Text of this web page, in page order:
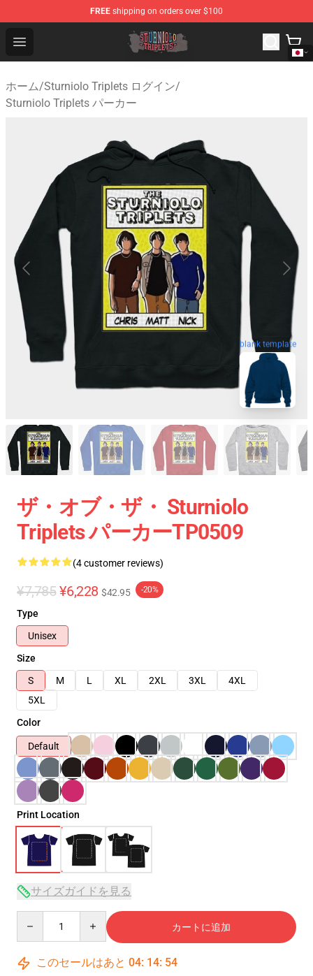
FREE shipping on orders over $100
Open menu
Sturniolo Triplets Shop - Official Sturniolo Triplets
ホーム/Sturniolo Triplets ログイン/
Sturniolo Triplets パーカー
blank template
ザ・オブ・ザ・ Sturniolo
Triplets パーカーTP0509
(4 customer reviews)
¥7,785 ¥6,228 $42.95 -20%
Type
Unisex
Size
S
M L XL 2XL 3XL
4XL
5XL
Color
Default
Print Location
サイズガイドを見る
カートに追加
このセールはあと 04: 14: 54